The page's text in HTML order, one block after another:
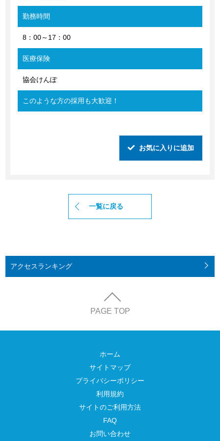
勤務時間
8：00～17：00
医療保険
協会けんぽ
このような方の採用も大歓迎！
お気に入りに追加
一覧に戻る
アクセスランキング
PAGE TOP
ホーム
サイトマップ
プライバシーポリシー
利用規約
サイトのご利用方法
FAQ
お問い合わせ